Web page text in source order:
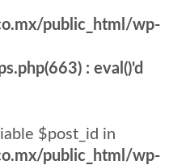
public_html/wp-
: eval()'d
$post_id in
public_html/wp-